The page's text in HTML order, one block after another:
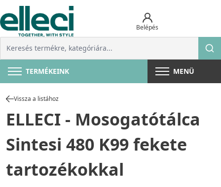
Belépés
TERMÉKEINK MENÜ
Vissza a listához
ELLECI - Mosogatótálca
Sintesi 480 K99 fekete
tartozékokkal